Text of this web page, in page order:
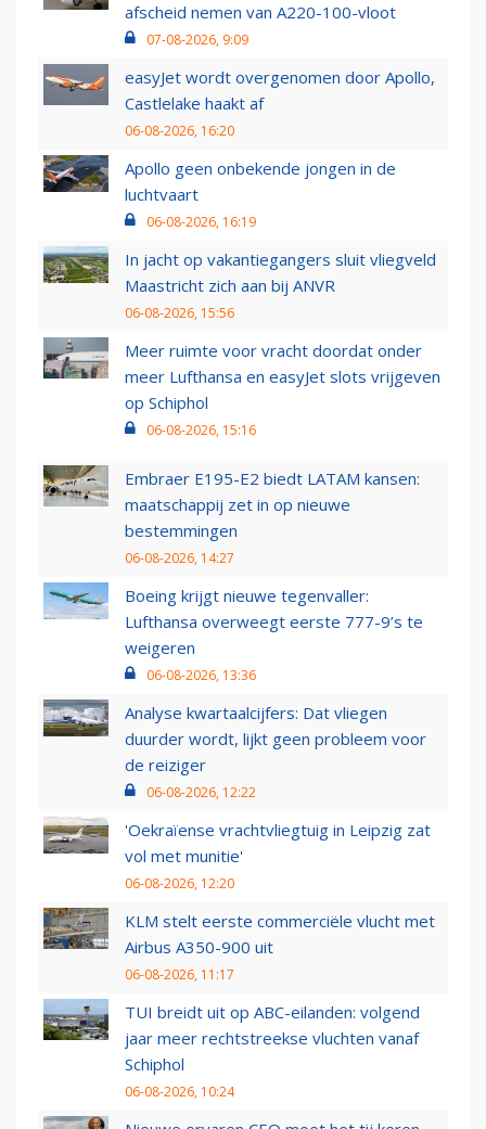
afscheid nemen van A220-100-vloot
07-08-2026, 9:09
easyJet wordt overgenomen door Apollo,
Castlelake haakt af
06-08-2026, 16:20
Apollo geen onbekende jongen in de
luchtvaart
06-08-2026, 16:19
In jacht op vakantiegangers sluit vliegveld
Maastricht zich aan bij ANVR
06-08-2026, 15:56
Meer ruimte voor vracht doordat onder
meer Lufthansa en easyJet slots vrijgeven
op Schiphol
06-08-2026, 15:16
Embraer E195-E2 biedt LATAM kansen:
maatschappij zet in op nieuwe
bestemmingen
06-08-2026, 14:27
Boeing krijgt nieuwe tegenvaller:
Lufthansa overweegt eerste 777-9’s te
weigeren
06-08-2026, 13:36
Analyse kwartaalcijfers: Dat vliegen
duurder wordt, lijkt geen probleem voor
de reiziger
06-08-2026, 12:22
'Oekraïense vrachtvliegtuig in Leipzig zat
vol met munitie'
06-08-2026, 12:20
KLM stelt eerste commerciële vlucht met
Airbus A350-900 uit
06-08-2026, 11:17
TUI breidt uit op ABC-eilanden: volgend
jaar meer rechtstreekse vluchten vanaf
Schiphol
06-08-2026, 10:24